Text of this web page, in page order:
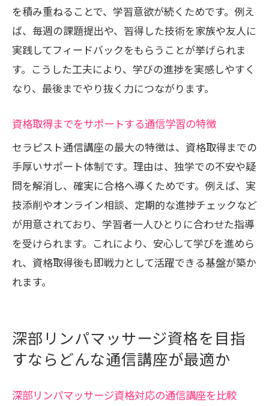
を積み重ねることで、学習意欲が続くためです。例え
ば、毎週の課題提出や、習得した技術を家族や友人に
実践してフィードバックをもらうことが挙げられま
す。こうした工夫により、学びの進捗を実感しやすく
なり、最後までやり抜く力につながります。
資格取得までをサポートする通信学習の特徴
セラピスト通信講座の最大の特徴は、資格取得までの
手厚いサポート体制です。理由は、独学での不安や疑
問を解消し、確実に合格へ導くためです。例えば、実
技添削やオンライン相談、定期的な進捗チェックなど
が用意されており、学習者一人ひとりに合わせた指導
を受けられます。これにより、安心して学びを進めら
れ、資格取得後も即戦力として活躍できる基盤が築か
れます。
深部リンパマッサージ資格を目指
すならどんな通信講座が最適か
深部リンパマッサージ資格対応の通信講座を比較